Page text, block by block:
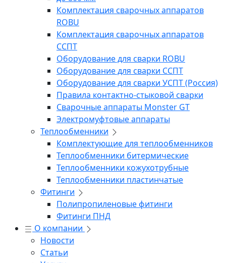
Комплектация сварочных аппаратов
ROBU
Комплектация сварочных аппаратов
ССПТ
Оборудование для сварки ROBU
Оборудование для сварки ССПТ
Оборудование для сварки УСПТ (Россия)
Правила контактно-стыковой сварки
Сварочные аппараты Monster GT
Электромуфтовые аппараты
Теплообменники
Комплектующие для теплообменников
Теплообменники битермические
Теплообменники кожухотрубные
Теплообменники пластинчатые
Фитинги
Полипропиленовые фитинги
Фитинги ПНД
О компании
Новости
Статьи